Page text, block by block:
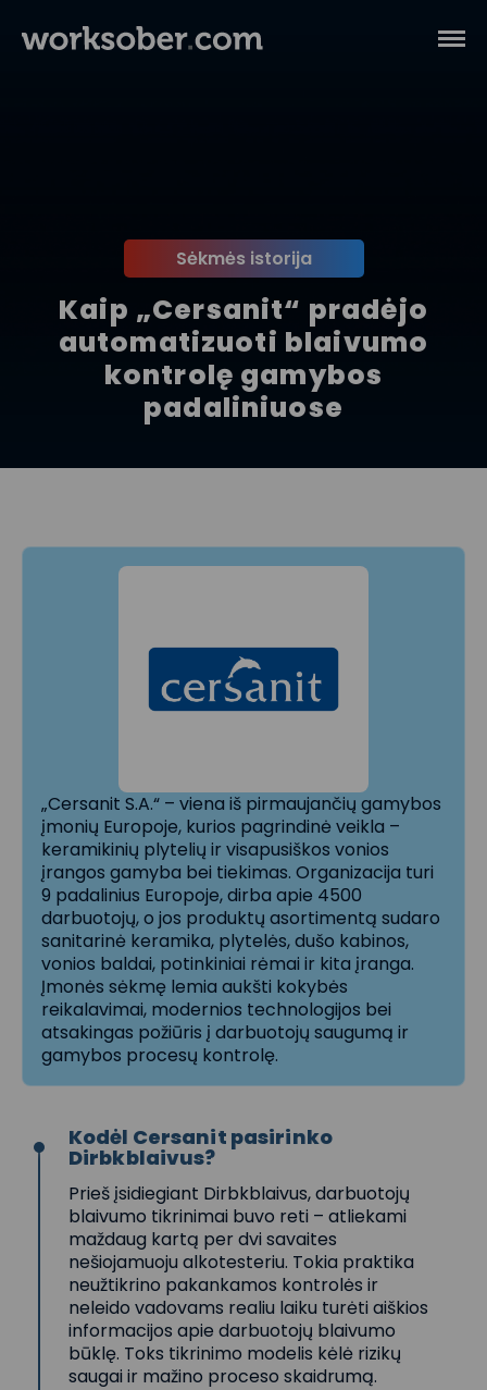
Sėkmės istorija
Kaip „Cersanit“ pradėjo
automatizuoti blaivumo
kontrolę gamybos
padaliniuose
„Cersanit S.A.“ – viena iš pirmaujančių gamybos
įmonių Europoje, kurios pagrindinė veikla –
keramikinių plytelių ir visapusiškos vonios
įrangos gamyba bei tiekimas. Organizacija turi
9 padalinius Europoje, dirba apie 4500
darbuotojų, o jos produktų asortimentą sudaro
sanitarinė keramika, plytelės, dušo kabinos,
vonios baldai, potinkiniai rėmai ir kita įranga.
Įmonės sėkmę lemia aukšti kokybės
reikalavimai, modernios technologijos bei
atsakingas požiūris į darbuotojų saugumą ir
gamybos procesų kontrolę.
Kodėl Cersanit pasirinko
Dirbkblaivus?
Prieš įsidiegiant Dirbkblaivus, darbuotojų
blaivumo tikrinimai buvo reti – atliekami
maždaug kartą per dvi savaites
nešiojamuoju alkotesteriu. Tokia praktika
neužtikrino pakankamos kontrolės ir
neleido vadovams realiu laiku turėti aiškios
informacijos apie darbuotojų blaivumo
būklę. Toks tikrinimo modelis kėlė rizikų
saugai ir mažino proceso skaidrumą.